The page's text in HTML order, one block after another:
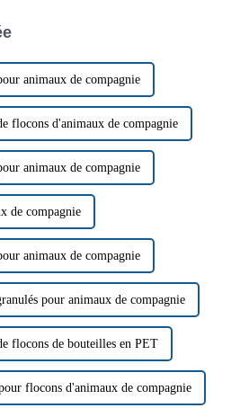
animaux de compagnie
flocons d'animaux de compagnie
animaux de compagnie
de compagnie
animaux de compagnie
pour animaux de compagnie
flocons de bouteilles en PET
flocons d'animaux de compagnie